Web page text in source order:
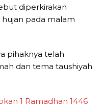
diperkirakan
pada malam
pihaknya telah
dan tema taushiyah
1 Ramadhan 1446